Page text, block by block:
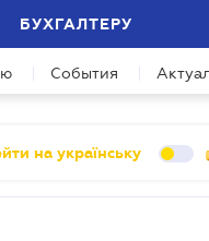
БУХГАЛТЕРУ
События
на українську